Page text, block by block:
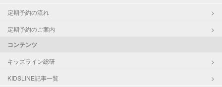
定期予約の流れ
定期予約のご案内
コンテンツ
キッズライン総研
KIDSLINE記事一覧